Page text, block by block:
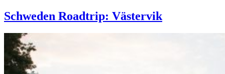
Schweden Roadtrip: Västervik